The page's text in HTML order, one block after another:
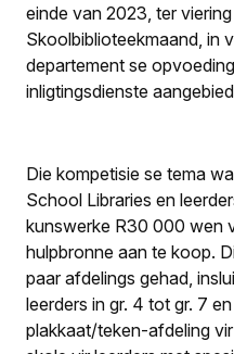
einde van 2023, ter
Skoolbiblioteekmaand, in
departement se
inligtingsdienste
Die kompetisie se tema
School Libraries en
kunswerke R30 000 wen
hulpbronne aan te koop.
paar afdelings gehad,
leerders in gr. 4 tot gr. 7
plakkaat/teken-afdeling